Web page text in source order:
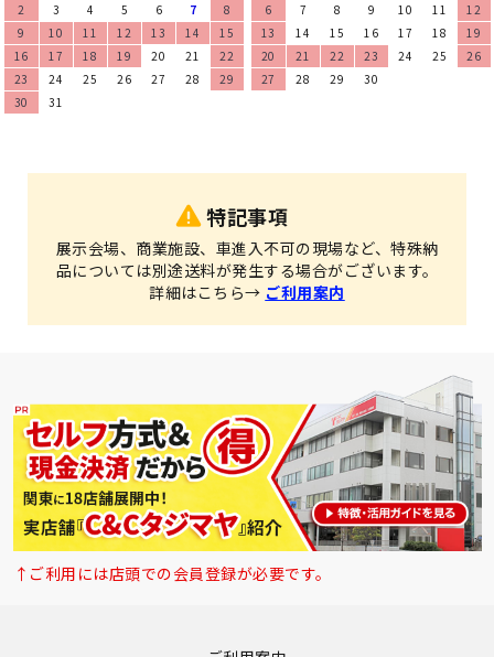
2
3 4 5 6 7
8
9
10 11 12 13 14
15
16
17 18 19 20 21
22
23
24 25 26 27 28
29
30
31
6
7 8 9 10 11
12
13
14 15 16 17 18
19
20
21 22 23 24 25
26
27
28 29 30
特記事項
展示会場、商業施設、車進入不可の現場など、特殊納
品については別途送料が発生する場合がございます。
詳細はこちら→ ご利用案内
↑ご利用には店頭での会員登録が必要です。